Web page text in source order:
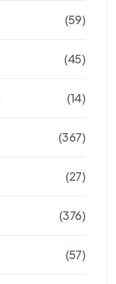
(59)
(45)
(14)
(367)
(27)
(376)
(57)